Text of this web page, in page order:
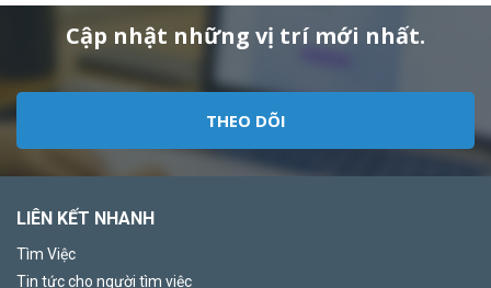
Cập nhật những vị trí mới nhất.
THEO DÕI
LIÊN KẾT NHANH
Tìm Việc
Tin tức cho người tìm việc